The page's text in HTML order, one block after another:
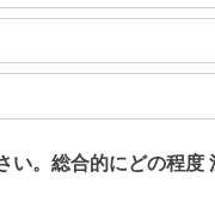
。総合的にどの程度